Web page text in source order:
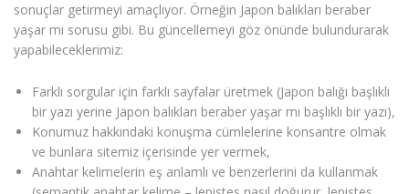
sonuçlar getirmeyi amaçlıyor. Örneğin Japon balıkları beraber
yaşar mı sorusu gibi. Bu güncellemeyi göz önünde bulundurarak
yapabileceklerimiz:
Farklı sorgular için farklı sayfalar üretmek (Japon balığı başlıklı
bir yazı yerine Japon balıkları beraber yaşar mı başlıklı bir yazı),
Konumuz hakkındaki konuşma cümlelerine konsantre olmak
ve bunlara sitemiz içerisinde yer vermek,
Anahtar kelimelerin eş anlamlı ve benzerlerini da kullanmak